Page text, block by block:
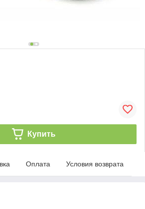
Купить
Оплата Условия возврата